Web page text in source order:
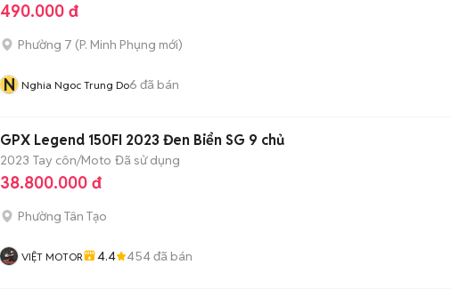
490.000 đ
Phường 7 (P. Minh Phụng mới)
N Nghia Ngoc Trung Do6 đã bán
GPX Legend 150FI 2023 Đen Biển SG 9 chủ
2023 Tay côn/Moto Đã sử dụng
38.800.000 đ
Phường Tân Tạo
VIỆT MOTOR 4.4 454đã bán